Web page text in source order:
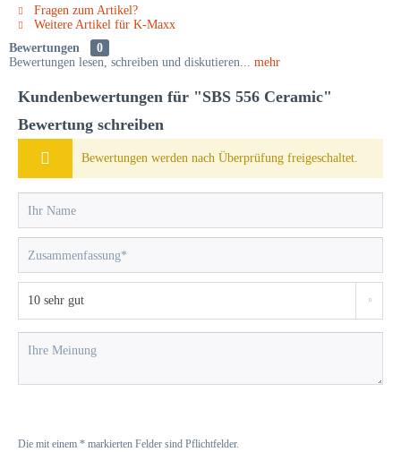
Fragen zum Artikel?
Weitere Artikel für K-Maxx
Bewertungen
0
Bewertungen lesen, schreiben und diskutieren... mehr
Kundenbewertungen für "SBS 556 Ceramic"
Bewertung schreiben
Bewertungen werden nach Überprüfung freigeschaltet.
Die mit einem * markierten Felder sind Pflichtfelder.